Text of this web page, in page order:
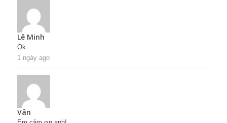
Lê Minh
Ok
1 ngày ago
Vân